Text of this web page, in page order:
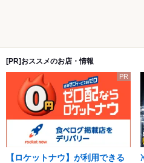
[PR]おススメのお店・情報
PR
【ロケットナウ】が利用できる